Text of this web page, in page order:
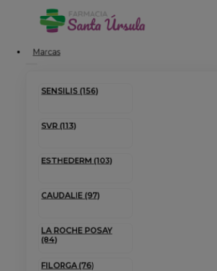
Marcas
SENSILIS (156)
SVR (113)
ESTHEDERM (103)
CAUDALIE (97)
LA ROCHE POSAY
(84)
FILORGA (76)